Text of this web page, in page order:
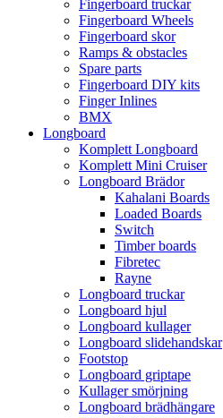
Fingerboard truckar
Fingerboard Wheels
Fingerboard skor
Ramps & obstacles
Spare parts
Fingerboard DIY kits
Finger Inlines
BMX
Longboard
Komplett Longboard
Komplett Mini Cruiser
Longboard Brädor
Kahalani Boards
Loaded Boards
Switch
Timber boards
Fibretec
Rayne
Longboard truckar
Longboard hjul
Longboard kullager
Longboard slidehandskar
Footstop
Longboard griptape
Kullager smörjning
Longboard brädhängare